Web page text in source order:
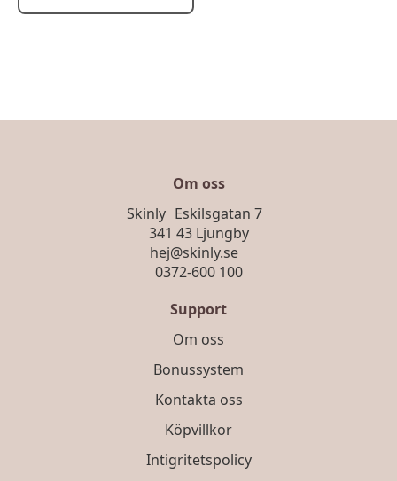
Om oss
Skinly Eskilsgatan 7
341 43 Ljungby
hej@skinly.se
0372-600 100
Support
Om oss
Bonussystem
Kontakta oss
Köpvillkor
Intigritetspolicy